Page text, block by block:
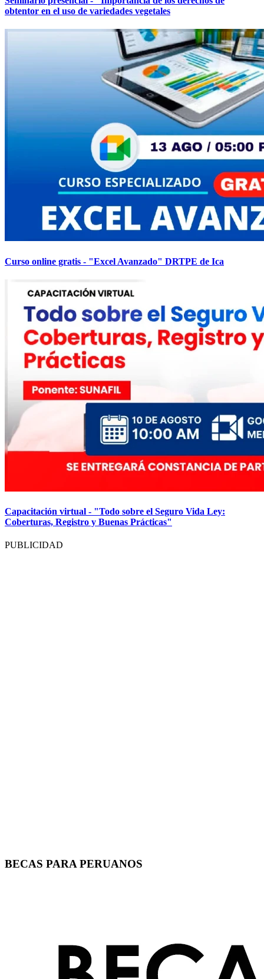
obtentor en el uso de variedades vegetales
Curso online gratis - "Excel Avanzado" DRTPE de Ica
Capacitación virtual - "Todo sobre el Seguro Vida Ley:
Coberturas, Registro y Buenas Prácticas"
PUBLICIDAD
BECAS PARA PERUANOS